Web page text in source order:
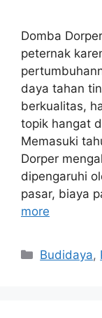
Domba
peternak
daya tahan
berkualitas,
topik hangat
Memasuki
Dorper
dipengaruhi
pasar, biaya
more
Categories
Budidaya,